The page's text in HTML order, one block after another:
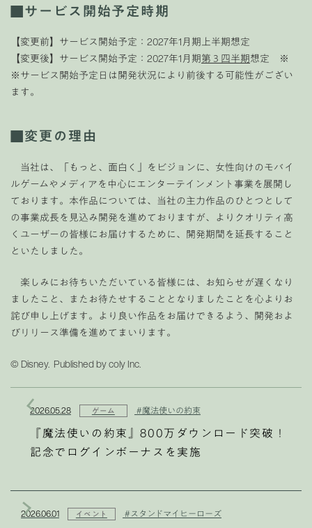
■サービス開始予定時期
【変更前】サービス開始予定：2027年1月期上半期想定
【変更後】サービス開始予定：2027年1月期第３四半期想定 ※
※サービス開始予定日は開発状況により前後する可能性がござい
ます。
■変更の理由
当社は、「もっと、面白く」をビジョンに、女性向けのモバイ
ルゲームやメディアを中心にエンターテインメント事業を展開し
ております。本作品については、当社の主力作品のひとつとして
の事業成長を見込み開発を進めておりますが、よりクオリティ高
くユーザーの皆様にお届けするために、開発期間を延長すること
といたしました。
楽しみにお待ちいただいている皆様には、お知らせが遅くなり
ましたこと、またお待たせすることとなりましたことを心よりお
詫び申し上げます。より良い作品をお届けできるよう、開発およ
びリリース準備を進めてまいります。
© Disney. Published by coly Inc.
2026.05.28 ゲーム #魔法使いの約束
『魔法使いの約束』800万ダウンロード突破！
記念でログインボーナスを実施
2026.06.01 イベント
#スタンドマイヒーローズ